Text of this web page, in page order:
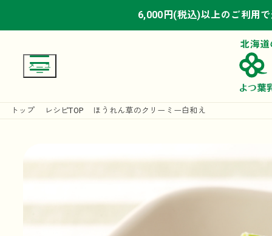
6,000円(税込)以上のご利用
6,000円(税込)以上のご利用
6,000円(税込)以上のご利用
トップ レシピTOP ほうれん草のクリーミー白和え